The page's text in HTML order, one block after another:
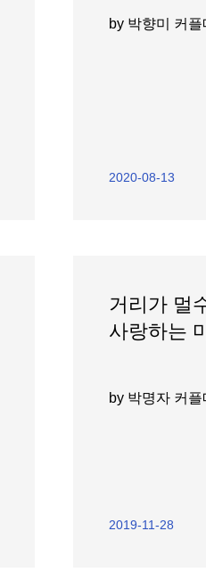
by 박향미 커
2020-08-13
거리가 멀
사랑하는
by 박명자 커
2019-11-28